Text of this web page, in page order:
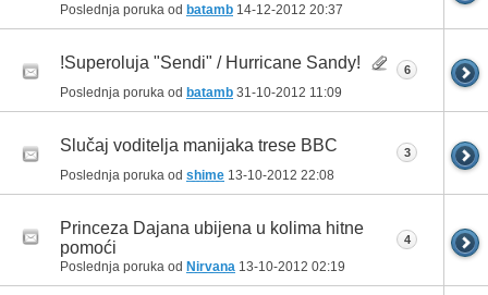
Poslednja poruka od batamb 14-12-2012 20:37
!Superoluja "Sendi" / Hurricane Sandy!
Poslednja poruka od batamb 31-10-2012 11:09
6
Slučaj voditelja manijaka trese BBC
Poslednja poruka od shime 13-10-2012 22:08
3
Princeza Dajana ubijena u kolima hitne
pomoći
Poslednja poruka od Nirvana 13-10-2012 02:19
4